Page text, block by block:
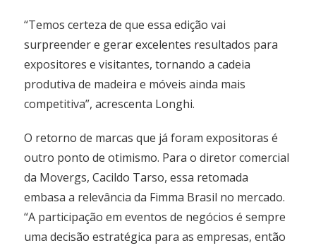
“Temos certeza de que essa edição vai
surpreender e gerar excelentes resultados para
expositores e visitantes, tornando a cadeia
produtiva de madeira e móveis ainda mais
competitiva”, acrescenta Longhi.
O retorno de marcas que já foram expositoras é
outro ponto de otimismo. Para o diretor comercial
da Movergs, Cacildo Tarso, essa retomada
embasa a relevância da Fimma Brasil no mercado.
“A participação em eventos de negócios é sempre
uma decisão estratégica para as empresas, então